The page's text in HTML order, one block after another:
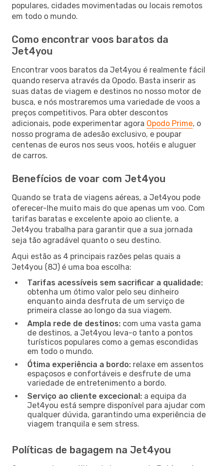
populares, cidades movimentadas ou locais remotos
em todo o mundo.
Como encontrar voos baratos da
Jet4you
Encontrar voos baratos da Jet4you é realmente fácil
quando reserva através da Opodo. Basta inserir as
suas datas de viagem e destinos no nosso motor de
busca, e nós mostraremos uma variedade de voos a
preços competitivos. Para obter descontos
adicionais, pode experimentar agora Opodo Prime, o
nosso programa de adesão exclusivo, e poupar
centenas de euros nos seus voos, hotéis e aluguer
de carros.
Benefícios de voar com Jet4you
Quando se trata de viagens aéreas, a Jet4you pode
oferecer-lhe muito mais do que apenas um voo. Com
tarifas baratas e excelente apoio ao cliente, a
Jet4you trabalha para garantir que a sua jornada
seja tão agradável quanto o seu destino.
Aqui estão as 4 principais razões pelas quais a
Jet4you (8J) é uma boa escolha:
Tarifas acessíveis sem sacrificar a qualidade:
obtenha um ótimo valor pelo seu dinheiro
enquanto ainda desfruta de um serviço de
primeira classe ao longo da sua viagem.
Ampla rede de destinos: com uma vasta gama
de destinos, a Jet4you leva-o tanto a pontos
turísticos populares como a gemas escondidas
em todo o mundo.
Ótima experiência a bordo: relaxe em assentos
espaçosos e confortáveis e desfrute de uma
variedade de entretenimento a bordo.
Serviço ao cliente excecional: a equipa da
Jet4you está sempre disponível para ajudar com
qualquer dúvida, garantindo uma experiência de
viagem tranquila e sem stress.
Políticas de bagagem na Jet4you